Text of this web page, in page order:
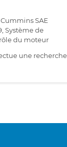
Cummins SAE
Système de
du moteur
une